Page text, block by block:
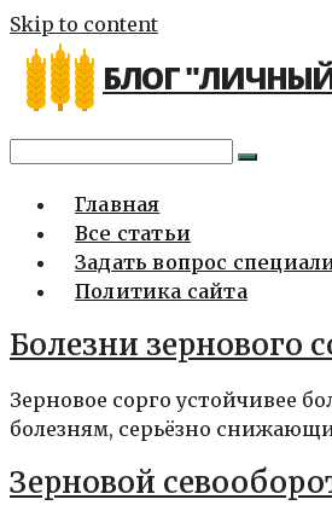
Skip to content
БЛОГ
Главная
Все статьи
Задать вопрос
Политика сайта
Болезни зернового
Зерновое сорго устойчивее
болезням, серьёзно
Зерновой